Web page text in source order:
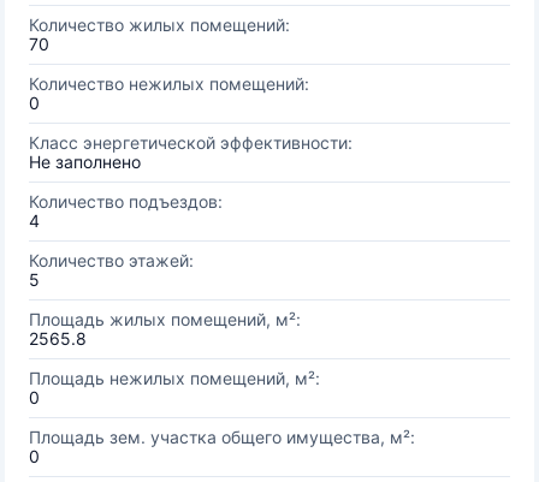
Количество жилых помещений:
70
Количество нежилых помещений:
0
Класс энергетической эффективности:
Не заполнено
Количество подъездов:
4
Количество этажей:
5
Площадь жилых помещений, м²:
2565.8
Площадь нежилых помещений, м²:
0
Площадь зем. участка общего имущества, м²:
0